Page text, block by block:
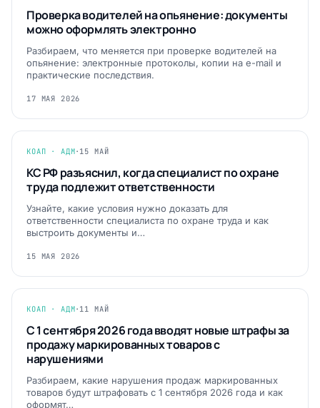
Проверка водителей на опьянение: документы
можно оформлять электронно
Разбираем, что меняется при проверке водителей на
опьянение: электронные протоколы, копии на e-mail и
практические последствия.
17 МАЯ 2026
КОАП · АДМ· 15 МАЙ
КС РФ разъяснил, когда специалист по охране
труда подлежит ответственности
Узнайте, какие условия нужно доказать для
ответственности специалиста по охране труда и как
выстроить документы и…
15 МАЯ 2026
КОАП · АДМ· 11 МАЙ
С 1 сентября 2026 года вводят новые штрафы за
продажу маркированных товаров с
нарушениями
Разбираем, какие нарушения продаж маркированных
товаров будут штрафовать с 1 сентября 2026 года и как
оформят…